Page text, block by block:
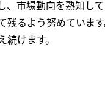
市場動向を熟知して
るよう努めていま
けます。